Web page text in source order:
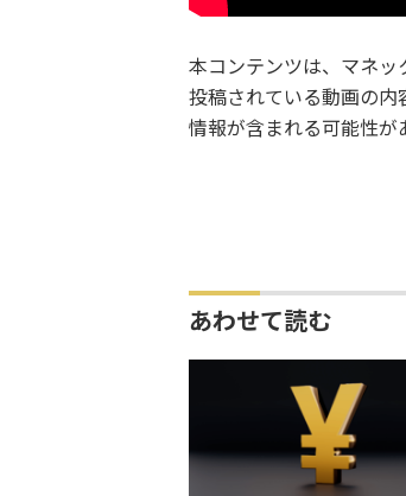
本コンテンツは、マネ
投稿されている動画の
情報が含まれる可能性が
あわせて読む